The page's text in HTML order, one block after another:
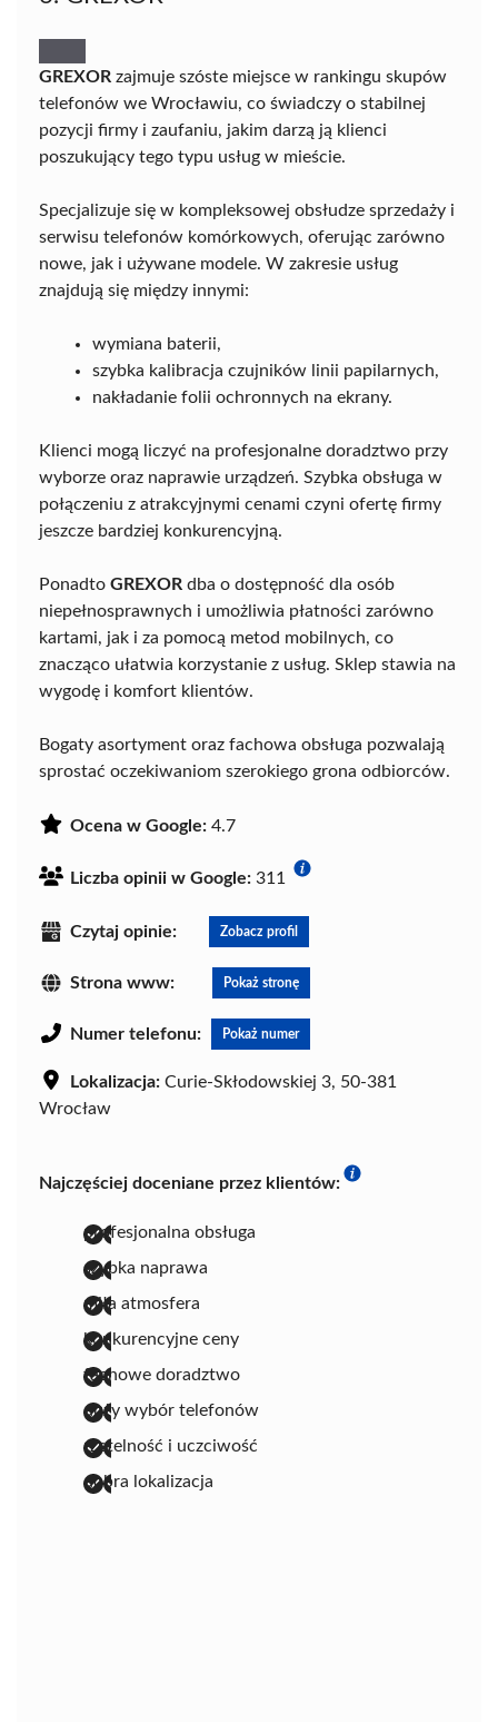
GREXOR zajmuje szóste miejsce w rankingu skupów
telefonów we Wrocławiu, co świadczy o stabilnej
pozycji firmy i zaufaniu, jakim darzą ją klienci
poszukujący tego typu usług w mieście.
Specjalizuje się w kompleksowej obsłudze sprzedaży i
serwisu telefonów komórkowych, oferując zarówno
nowe, jak i używane modele. W zakresie usług
znajdują się między innymi:
wymiana baterii,
szybka kalibracja czujników linii papilarnych,
nakładanie folii ochronnych na ekrany.
Klienci mogą liczyć na profesjonalne doradztwo przy
wyborze oraz naprawie urządzeń. Szybka obsługa w
połączeniu z atrakcyjnymi cenami czyni ofertę firmy
jeszcze bardziej konkurencyjną.
Ponadto GREXOR dba o dostępność dla osób
niepełnosprawnych i umożliwia płatności zarówno
kartami, jak i za pomocą metod mobilnych, co
znacząco ułatwia korzystanie z usług. Sklep stawia na
wygodę i komfort klientów.
Bogaty asortyment oraz fachowa obsługa pozwalają
sprostać oczekiwaniom szerokiego grona odbiorców.
Ocena w Google: 4.7
Liczba opinii w Google: 311
Czytaj opinie: Zobacz profil
Strona www: Pokaż stronę
Numer telefonu: Pokaż numer
Lokalizacja: Curie-Skłodowskiej 3, 50-381
Wrocław
Najczęściej doceniane przez klientów:
profesjonalna obsługa
szybka naprawa
miła atmosfera
konkurencyjne ceny
fachowe doradztwo
duży wybór telefonów
rzetelność i uczciwość
dobra lokalizacja